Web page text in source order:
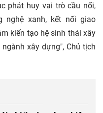
phát huy vai trò cầu nối,
nghệ xanh, kết nối giao
kiến tạo hệ sinh thái xây
xây dựng", Chủ tịch